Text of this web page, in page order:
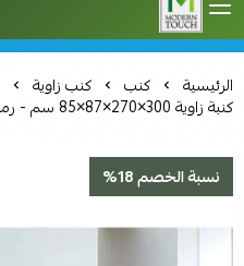
اثاث مودرن لمسة
الرئيسية كنب كنب زاوية
كنبة زاوية 300×270×87×85 سم - رمادي - SOFSTYLE210
نسبة الخصم 18%